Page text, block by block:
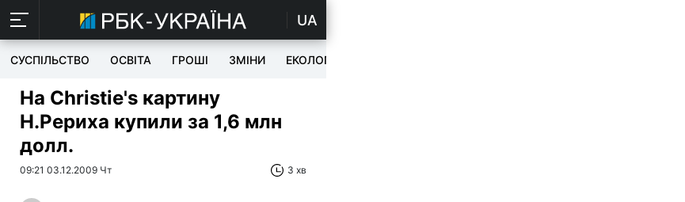
UA
СУСПІЛЬСТВО ОСВІТА ГРОШІ ЗМІНИ ЕКОЛОГІЯ
На Christie's картину
Н.Рериха купили за 1,6 млн
долл.
09:21 03.12.2009 Чт 3 хв